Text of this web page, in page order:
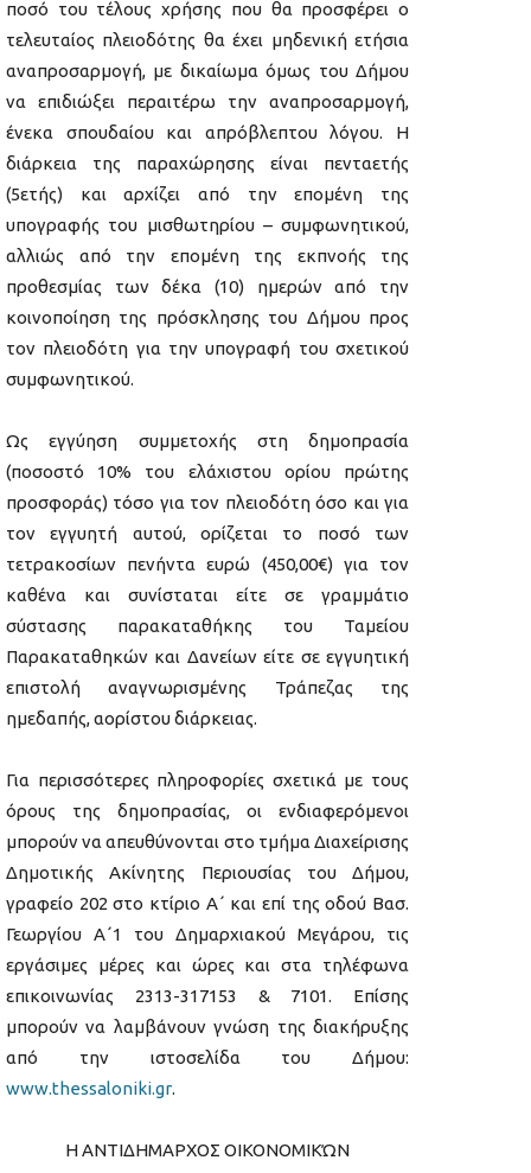
ποσό του τέλους χρήσης που θα προσφέρει ο
τελευταίος πλειοδότης θα έχει μηδενική ετήσια
αναπροσαρμογή, με δικαίωμα όμως του Δήμου
να επιδιώξει περαιτέρω την αναπροσαρμογή,
ένεκα σπουδαίου και απρόβλεπτου λόγου. Η
διάρκεια της παραχώρησης είναι πενταετής
(5ετής) και αρχίζει από την επομένη της
υπογραφής του μισθωτηρίου – συμφωνητικού,
αλλιώς από την επομένη της εκπνοής της
προθεσμίας των δέκα (10) ημερών από την
κοινοποίηση της πρόσκλησης του Δήμου προς
τον πλειοδότη για την υπογραφή του σχετικού
συμφωνητικού.
Ως εγγύηση συμμετοχής στη δημοπρασία
(ποσοστό 10% του ελάχιστου ορίου πρώτης
προσφοράς) τόσο για τον πλειοδότη όσο και για
τον εγγυητή αυτού, ορίζεται το ποσό των
τετρακοσίων πενήντα ευρώ (450,00€) για τον
καθένα και συνίσταται είτε σε γραμμάτιο
σύστασης παρακαταθήκης του Ταμείου
Παρακαταθηκών και Δανείων είτε σε εγγυητική
επιστολή αναγνωρισμένης Τράπεζας της
ημεδαπής, αορίστου διάρκειας.
Για περισσότερες πληροφορίες σχετικά με τους
όρους της δημοπρασίας, οι ενδιαφερόμενοι
μπορούν να απευθύνονται στο τμήμα Διαχείρισης
Δημοτικής Ακίνητης Περιουσίας του Δήμου,
γραφείο 202 στο κτίριο Α΄ και επί της οδού Βασ.
Γεωργίου Α΄1 του Δημαρχιακού Μεγάρου, τις
εργάσιμες μέρες και ώρες και στα τηλέφωνα
επικοινωνίας 2313-317153 & 7101. Επίσης
μπορούν να λαμβάνουν γνώση της διακήρυξης
από την ιστοσελίδα του Δήμου:
www.thessaloniki.gr.
Η ΑΝΤΙΔΗΜΑΡΧΟΣ ΟΙΚΟΝΟΜΙΚΏΝ